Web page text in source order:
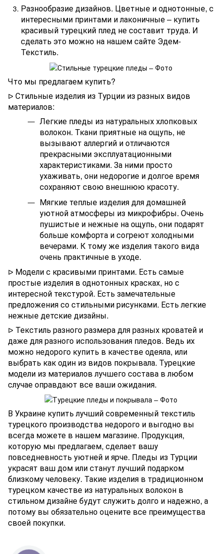
Разнообразие дизайнов. Цветные и однотонные, с
интересными принтами и лаконичные – купить
красивый турецкий плед не составит труда. И
сделать это можно на нашем сайте Эдем-
Текстиль.
Что мы предлагаем купить?
ᐅ Стильные изделия из Турции из разных видов
материалов:
Легкие пледы из натуральных хлопковых
волокон. Ткани приятные на ощупь, не
вызывают аллергий и отличаются
прекрасными эксплуатационными
характеристиками. За ними просто
ухаживать, они недорогие и долгое время
сохраняют свою внешнюю красоту.
Мягкие теплые изделия для домашней
уютной атмосферы из микрофибры. Очень
пушистые и нежные на ощупь, они подарят
больше комфорта и согреют холодными
вечерами. К тому же изделия такого вида
очень практичные в уходе.
ᐅ Модели с красивыми принтами. Есть самые
простые изделия в однотонных красках, но с
интересной текстурой. Есть замечательные
предложения со стильными рисунками. Есть легкие
нежные детские дизайны.
ᐅ Текстиль разного размера для разных кроватей и
даже для разного использования пледов. Ведь их
можно недорого купить в качестве одеяла, или
выбрать как один из видов покрывала. Турецкие
модели из материалов лучшего состава в любом
случае оправдают все ваши ожидания.
В Украине купить лучший современный текстиль
турецкого производства недорого и выгодно вы
всегда можете в нашем магазине. Продукция,
которую мы предлагаем, сделает вашу
повседневность уютней и ярче. Пледы из Турции
украсят ваш дом или станут лучший подарком
близкому человеку. Такие изделия в традиционном
турецком качестве из натуральных волокон в
стильном дизайне будут служить долго и надежно, а
потому вы обязательно оцените все преимущества
своей покупки.